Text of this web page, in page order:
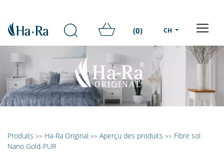
(0) CH
Produits >> Ha-Ra Original >> Aperçu des produits >> Fibre sol
Nano Gold-PUR